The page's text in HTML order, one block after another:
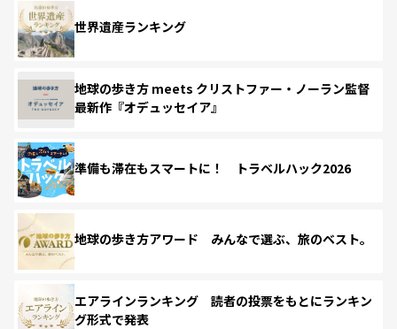
世界遺産ランキング
地球の歩き方 meets クリストファー・ノーラン監督
最新作『オデュッセイア』
準備も滞在もスマートに！ トラベルハック2026
地球の歩き方アワード みんなで選ぶ、旅のベスト。
エアラインランキング 読者の投票をもとにランキン
グ形式で発表